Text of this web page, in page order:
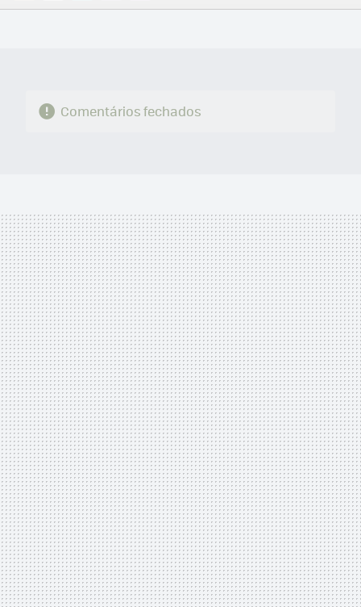
FACEBOOK
TWITTERFLIPBOARD
E-
WHATSAPP
Comentários fechados